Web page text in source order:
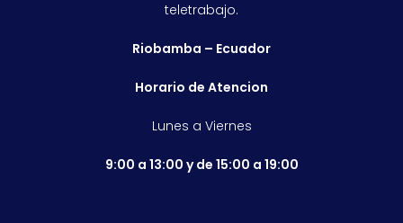
teletrabajo.
Riobamba – Ecuador
Horario de Atencion
Lunes a Viernes
9:00 a 13:00 y de 15:00 a 19:00